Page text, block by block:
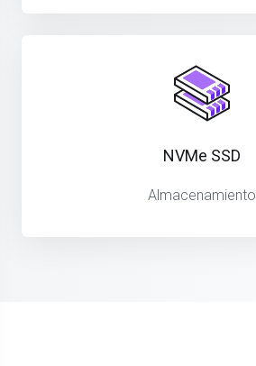
NVMe SSD
Almacenamiento